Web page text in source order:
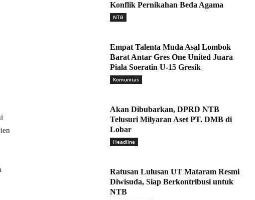
Konflik Pernikahan Beda Agama
NTB
Empat Talenta Muda Asal Lombok
Barat Antar Gres One United Juara
Piala Soeratin U-15 Gresik
Komunitas
Akan Dibubarkan, DPRD NTB
Telusuri Milyaran Aset PT. DMB di
Lobar
Headline
Ratusan Lulusan UT Mataram Resmi
Diwisuda, Siap Berkontribusi untuk
NTB